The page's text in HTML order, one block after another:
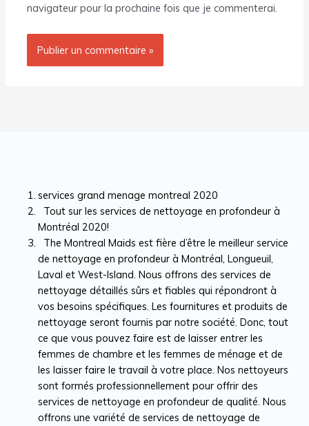
navigateur pour la prochaine fois que je commenterai.
services grand menage montreal 2020
Tout sur les services de nettoyage en profondeur à
Montréal 2020!
The Montreal Maids est fière d’être le meilleur service
de nettoyage en profondeur à Montréal, Longueuil,
Laval et West-Island. Nous offrons des services de
nettoyage détaillés sûrs et fiables qui répondront à
vos besoins spécifiques. Les fournitures et produits de
nettoyage seront fournis par notre société. Donc, tout
ce que vous pouvez faire est de laisser entrer les
femmes de chambre et les femmes de ménage et de
les laisser faire le travail à votre place. Nos nettoyeurs
sont formés professionnellement pour offrir des
services de nettoyage en profondeur de qualité. Nous
offrons une variété de services de nettoyage de